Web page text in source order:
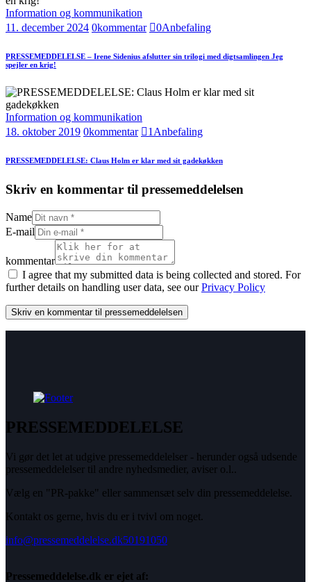
Information og kommunikation
11. december 2024 0kommentar 0Anbefaling
PRESSEMEDDELELSE – Irene Sidenius afslutter sin trilogi med digtsamlingen Jeg
spejler en krig!
Information og kommunikation
18. oktober 2019 0kommentar 1 Anbefaling
PRESSEMEDDELELSE: Claus Holm er klar med sit gadekøkken
Skriv en kommentar til pressemeddelelsen
Name
E-mail
kommentar
I agree that my submitted data is being collected and stored. For
further details on handling user data, see ourPrivacy Policy
PRESSEMEDDELELSE
Vi gør det let at udgive pressemeddelelser - herunder også udsende
pressemeddelelser til andre nyhedsmedier, aviser o.l..
Vælg en "PR-pakke" eller sammensæt selv din pressemeddelelse.
Kontakt os gerne, hvis du er i tvivl om noget.
info@pressemeddelelse.dk50191050
Pressemeddelelse.dk er ejet af: